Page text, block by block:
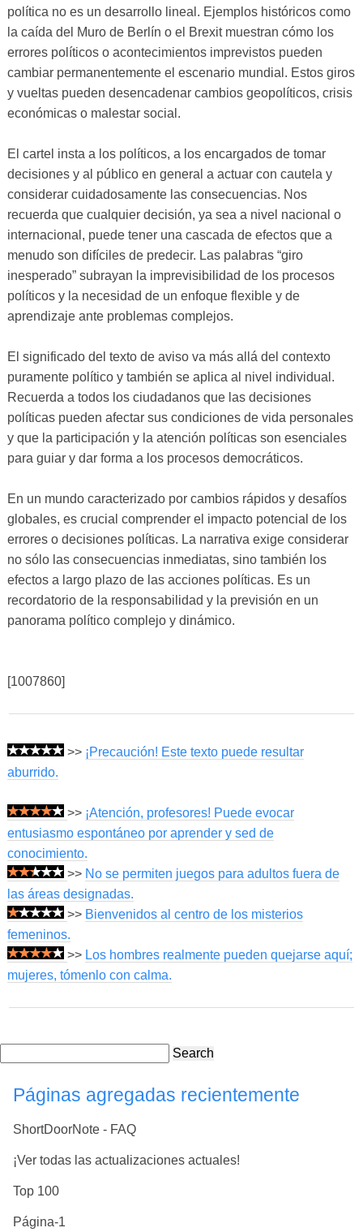
política no es un desarrollo lineal. Ejemplos históricos como
la caída del Muro de Berlín o el Brexit muestran cómo los
errores políticos o acontecimientos imprevistos pueden
cambiar permanentemente el escenario mundial. Estos giros
y vueltas pueden desencadenar cambios geopolíticos, crisis
económicas o malestar social.
El cartel insta a los políticos, a los encargados de tomar
decisiones y al público en general a actuar con cautela y
considerar cuidadosamente las consecuencias. Nos
recuerda que cualquier decisión, ya sea a nivel nacional o
internacional, puede tener una cascada de efectos que a
menudo son difíciles de predecir. Las palabras “giro
inesperado” subrayan la imprevisibilidad de los procesos
políticos y la necesidad de un enfoque flexible y de
aprendizaje ante problemas complejos.
El significado del texto de aviso va más allá del contexto
puramente político y también se aplica al nivel individual.
Recuerda a todos los ciudadanos que las decisiones
políticas pueden afectar sus condiciones de vida personales
y que la participación y la atención políticas son esenciales
para guiar y dar forma a los procesos democráticos.
En un mundo caracterizado por cambios rápidos y desafíos
globales, es crucial comprender el impacto potencial de los
errores o decisiones políticas. La narrativa exige considerar
no sólo las consecuencias inmediatas, sino también los
efectos a largo plazo de las acciones políticas. Es un
recordatorio de la responsabilidad y la previsión en un
panorama político complejo y dinámico.
[1007860]
>> ¡Precaución! Este texto puede resultar
aburrido.
>> ¡Atención, profesores! Puede evocar
entusiasmo espontáneo por aprender y sed de
conocimiento.
>> No se permiten juegos para adultos fuera de
las áreas designadas.
>> Bienvenidos al centro de los misterios
femeninos.
>> Los hombres realmente pueden quejarse aquí;
mujeres, tómenlo con calma.
Search
Páginas agregadas recientemente
ShortDoorNote - FAQ
¡Ver todas las actualizaciones actuales!
Top 100
Página-1